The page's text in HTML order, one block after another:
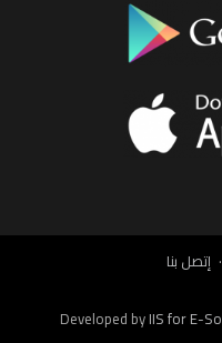
إتصل بنا
IIS for E-